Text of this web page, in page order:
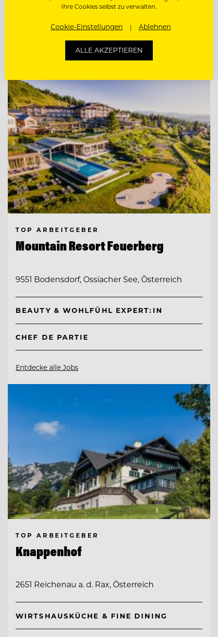
KÜCHENCHEF AMERICAN DINER (M/W/D)
KÜCHENCHEF MÖWENBRÄU (M/W/D)
Entdecke alle Jobs
TOP ARBEITGEBER
Mountain Resort Feuerberg
9551 Bodensdorf, Ossiacher See, Österreich
BEAUTY & WOHLFÜHL EXPERT:IN
CHEF DE PARTIE
Entdecke alle Jobs
TOP ARBEITGEBER
Knappenhof
2651 Reichenau a. d. Rax, Österreich
WIRTSHAUSKÜCHE & FINE DINING
Ihre Cookies selbst zu verwalten.
Cookie-Einstellungen Ablehnen
ALLE AKZEPTIEREN